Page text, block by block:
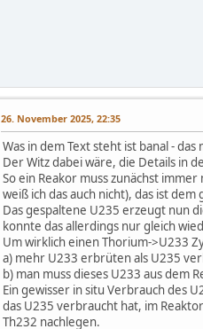
26. November 2025, 22:35
Was in dem Text steht ist banal -
Der Witz dabei wäre, die Details in
So ein Reakor muss zunächst
weiß ich das auch nicht), das ist
Das gespaltene U235 erzeugt nun
konnte das allerdings nur gleich
Um wirklich einen Thorium->U233
a) mehr U233 erbrüten als U235
b) man muss dieses U233 aus dem
Ein gewisser in situ Verbrauch des
das U235 verbraucht hat, im
Th232 nachlegen.